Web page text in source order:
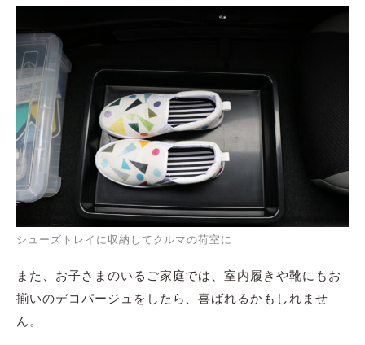
シューズトレイに収納してクルマの荷室に
また、お子さまのいるご家庭では、室内履きや靴にもお
揃いのデコパージュをしたら、喜ばれるかもしれませ
ん。